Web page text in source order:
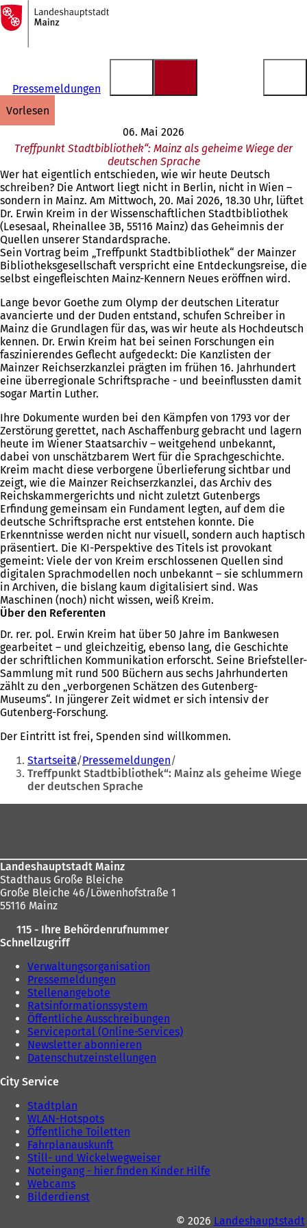
Inhalt anspringen
Zur
Startseite
Pressemeldungen
vorlesen
06. Mai 2026
Treffpunkt Stadtbibliothek“: Mainz als geheime Wiege der
deutschen Sprache
Wer hat eigentlich entschieden, wie wir heute Deutsch
schreiben? Die Antwort liegt nicht in Berlin, nicht in Wien –
sondern in Mainz. Am Mittwoch, 20. Mai 2026, 18.30 Uhr, lüftet
Dr. Erwin Kreim in der Wissenschaftlichen Stadtbibliothek
(Lesesaal, Rheinallee 3B, 55116 Mainz) das Geheimnis der
Quellen unserer Standardsprache.
Sein Vortrag beim „Treffpunkt Stadtbibliothek“ der Mainzer
Bibliotheksgesellschaft verspricht eine Entdeckungsreise, die
selbst eingefleischten Mainz-Kennern Neues eröffnen wird.
Lange bevor Goethe zum Olymp der deutschen Literatur
avancierte und der Duden entstand, schufen Schreiber in
Mainz die Grundlagen für das, was wir heute als Hochdeutsch
kennen. Dr. Erwin Kreim hat bei seinen Forschungen ein
faszinierendes Geflecht aufgedeckt: Die Kanzlisten der
Mainzer Reichserzkanzlei prägten im frühen 16. Jahrhundert
eine überregionale Schriftsprache - und beeinflussten damit
sogar Martin Luther.
Ihre Dokumente wurden bei den Kämpfen von 1793 vor der
Zerstörung gerettet, nach Aschaffenburg gebracht und lagern
heute im Wiener Staatsarchiv – weitgehend unbekannt,
dabei von unschätzbarem Wert für die Sprachgeschichte.
Kreim macht diese verborgene Überlieferung sichtbar und
zeigt, wie die Mainzer Reichserzkanzlei, das Archiv des
Reichskammergerichts und nicht zuletzt Gutenbergs
Erfindung gemeinsam ein Fundament legten, auf dem die
deutsche Schriftsprache erst entstehen konnte. Die
Erkenntnisse werden nicht nur visuell, sondern auch haptisch
präsentiert. Die KI-Perspektive des Titels ist provokant
gemeint: Viele der von Kreim erschlossenen Quellen sind
digitalen Sprachmodellen noch unbekannt – sie schlummern
in Archiven, die bislang kaum digitalisiert sind. Was
Maschinen (noch) nicht wissen, weiß Kreim.
Über den Referenten
Dr. rer. pol. Erwin Kreim hat über 50 Jahre im Bankwesen
gearbeitet – und gleichzeitig, ebenso lang, die Geschichte
der schriftlichen Kommunikation erforscht. Seine Briefsteller-
Sammlung mit rund 500 Büchern aus sechs Jahrhunderten
zählt zu den „verborgenen Schätzen des Gutenberg-
Museums“. In jüngerer Zeit widmet er sich intensiv der
Gutenberg-Forschung.
Der Eintritt ist frei, Spenden sind willkommen.
Sie
befinden
sich
hier:
Startseite Pressemeldungen
Treffpunkt Stadtbibliothek“: Mainz als geheime Wiege
der deutschen Sprache
Landeshauptstadt Mainz
Stadthaus Große Bleiche
Große Bleiche 46/Löwenhofstraße 1
55116 Mainz
115 - Ihre Behördenrufnummer
Schnellzugriff
Verwaltungsorganisation
Pressemeldungen
Stellenangebote
Ratsinformationssystem
Öffentliche Ausschreibungen
Serviceportal (Online-Services)
Newsletter abonnieren
Datenschutzeinstellungen
City Service
Stadtplan
WLAN-Hotspots
Öffentliche Toiletten
Fahrplanauskunft
Still- und Wickelwegweiser
Noteingang - hier finden Kinder Hilfe
Webcams
Bilderdienst
© 2026 Landeshauptstadt